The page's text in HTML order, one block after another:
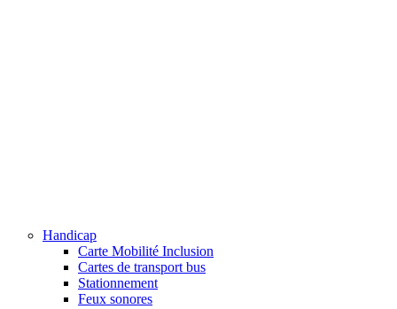
Handicap
Carte Mobilité Inclusion
Cartes de transport bus
Stationnement
Feux sonores